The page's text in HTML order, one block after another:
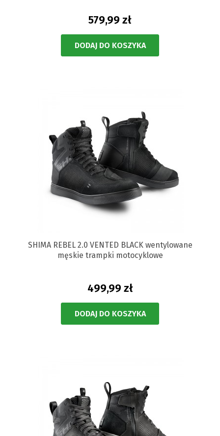
579,99 zł
DODAJ DO KOSZYKA
SHIMA REBEL 2.0 VENTED BLACK wentylowane
męskie trampki motocyklowe
499,99 zł
DODAJ DO KOSZYKA